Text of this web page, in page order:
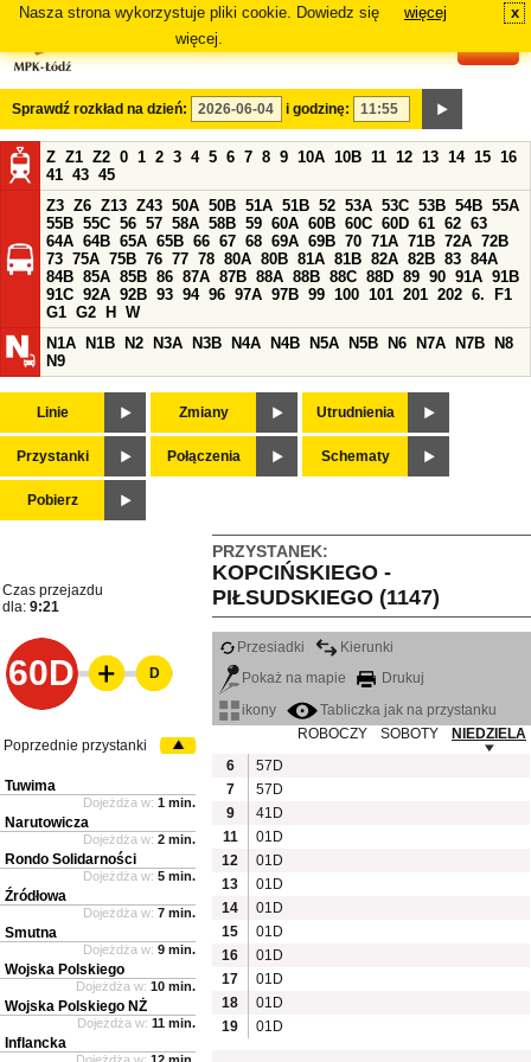
Nasza strona wykorzystuje pliki cookie. Dowiedz się
więcej.
więcej x
Sprawdź rozkład na dzień: i godzinę:
Z Z1 Z2 0 1 2 3 4 5 6 7 8 9 10A 10B 11 12 13 14 15 16
41 43 45
Z3 Z6 Z13 Z43 50A 50B 51A 51B 52 53A 53C 53B 54B 55A
55B 55C 56 57 58A 58B 59 60A 60B 60C 60D 61 62 63
64A 64B 65A 65B 66 67 68 69A 69B 70 71A 71B 72A 72B
73 75A 75B 76 77 78 80A 80B 81A 81B 82A 82B 83 84A
84B 85A 85B 86 87A 87B 88A 88B 88C 88D 89 90 91A 91B
91C 92A 92B 93 94 96 97A 97B 99 100 101 201 202 6.
F1
G1 G2 H
W
N1A
N1B N2 N3A N3B N4A N4B N5A N5B N6 N7A N7B
N8
N9
Linie Zmiany Utrudnienia
Przystanki Połączenia Schematy
Pobierz
PRZYSTANEK:
KOPCIŃSKIEGO -
PIŁSUDSKIEGO (1147)
Czas przejazdu
dla: 9:21
60D
Przesiadki
Kierunki
Pokaż na mapie
Drukuj
ikony
Tabliczka jak na przystanku
ROBOCZY
SOBOTY
NIEDZIELA
6
57D
7
57D
9
41D
11
01D
12
01D
13
01D
14
01D
15
01D
16
01D
17
01D
18
01D
19
01D
D
Poprzednie przystanki
Tuwima
Dojeżdża w: 1 min.
Narutowicza
Dojeżdża w: 2 min.
Rondo Solidarności
Dojeżdża w: 5 min.
Źródłowa
Dojeżdża w: 7 min.
Smutna
Dojeżdża w: 9 min.
Wojska Polskiego
Dojeżdża w: 10 min.
Wojska Polskiego NŻ
Dojeżdża w: 11 min.
Inflancka